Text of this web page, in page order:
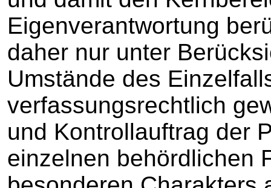
Eigenverantwortung
daher nur unter
Umstände des
verfassungsrechtlich
und Kontrollauftrag der
einzelnen behördlichen